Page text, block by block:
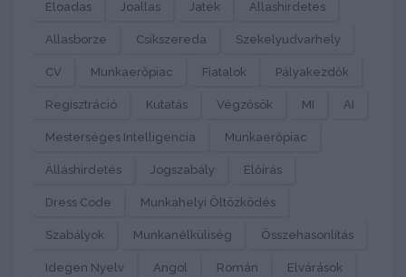
Eloadas Joallas Jatek Allashirdetes
Allasborze Csikszereda Szekelyudvarhely
CV Munkaerőpiac Fiatalok Pályakezdők
Regisztráció Kutatás Végzősök MI AI
Mesterséges Intelligencia Munkaerőpiac
Álláshirdetés Jogszabály Előírás
Dress Code Munkahelyi Öltözködés
Szabályok Munkanélküliség Összehasonlítás
Idegen Nyelv Angol Román Elvárások